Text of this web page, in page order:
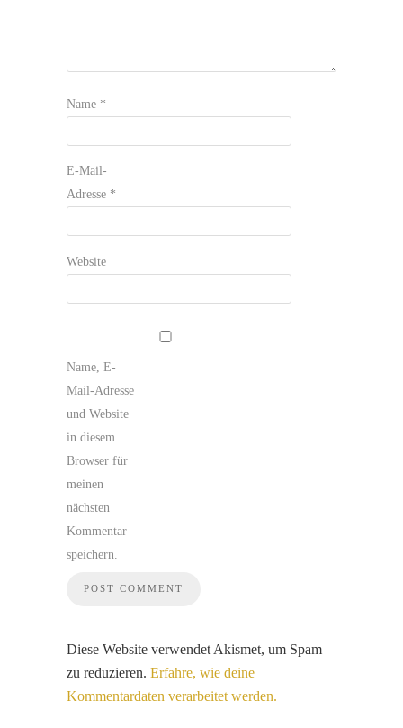
Name *
E-Mail-
Adresse *
Website
Name, E-
Mail-Adresse
und Website
in diesem
Browser für
meinen
nächsten
Kommentar
speichern.
Diese Website verwendet Akismet, um Spam
zu reduzieren. Erfahre, wie deine
Kommentardaten verarbeitet werden.